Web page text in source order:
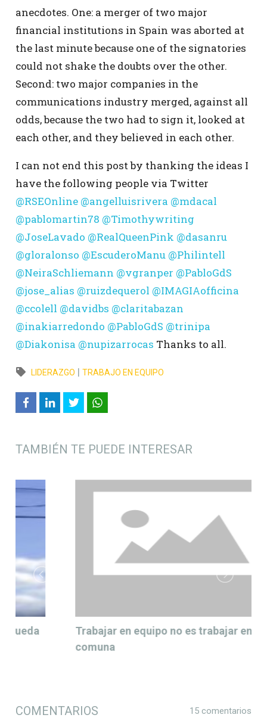
anecdotes. One: a merger of two major
financial institutions in Spain was aborted at
the last minute because one of the signatories
could not shake the doubts over the other.
Second: two major companies in the
communications industry merged, against all
odds, because the two had to sign it, looked at
each other, and they believed in each other.
I can not end this post by thanking the ideas I
have the following people via Twitter
@RSEOnline @angelluisrivera @mdacal
@pablomartin78 @Timothywriting
@JoseLavado @RealQueenPink @dasanru
@gloralonso @EscuderoManu @Philintell
@NeiraSchliemann @vgranper @PabloGdS
@jose_alias @ruizdequerol @IMAGIAofficina
@ccolell @davidbs @claritabazan
@inakiarredondo @PabloGdS @trinipa
@Diakonisa @nupizarrocas Thanks to all.
LIDERAZGO | TRABAJO EN EQUIPO
TAMBIÉN TE PUEDE INTERESAR
Trabajar en equipo no es trabajar en una
COMENTARIOS 15 comentarios